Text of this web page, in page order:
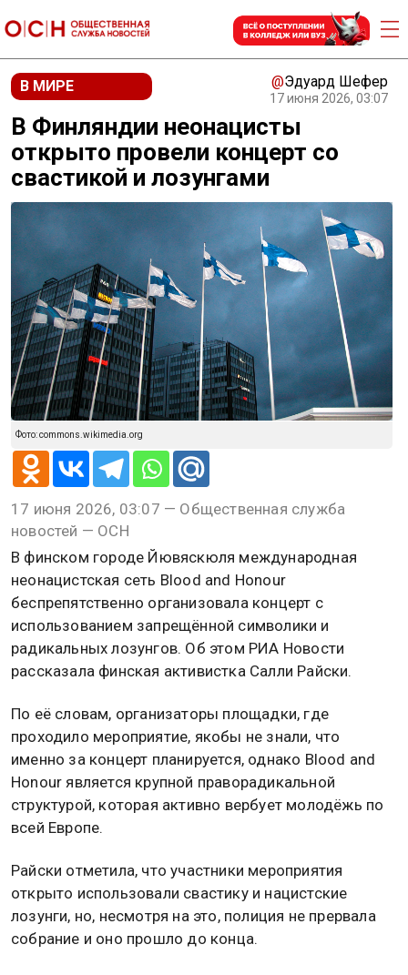
В МИРЕ @Эдуард Шефер
17 июня 2026, 03:07
В Финляндии неонацисты
открыто провели концерт со
свастикой и лозунгами
Фото: commons.wikimedia.org
17 июня 2026, 03:07 — Общественная служба
новостей — ОСН
В финском городе Йювяскюля международная
неонацистская сеть Blood and Honour
беспрепятственно организовала концерт с
использованием запрещённой символики и
радикальных лозунгов. Об этом РИА Новости
рассказала финская активистка Салли Райски.
По её словам, организаторы площадки, где
проходило мероприятие, якобы не знали, что
именно за концерт планируется, однако Blood and
Honour является крупной праворадикальной
структурой, которая активно вербует молодёжь по
всей Европе.
Райски отметила, что участники мероприятия
открыто использовали свастику и нацистские
лозунги, но, несмотря на это, полиция не прервала
собрание и оно прошло до конца.